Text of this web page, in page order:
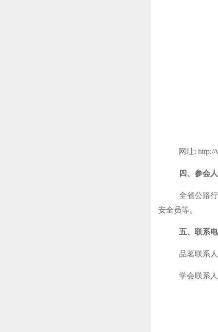
网址: http://
四、参会
全省公路
安全员等。
五、联系
品茗联系
学会联系